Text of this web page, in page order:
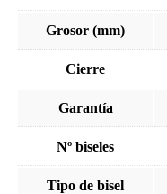
Grosor (mm)
Cierre
Garantía
Nº biseles
Tipo de bisel